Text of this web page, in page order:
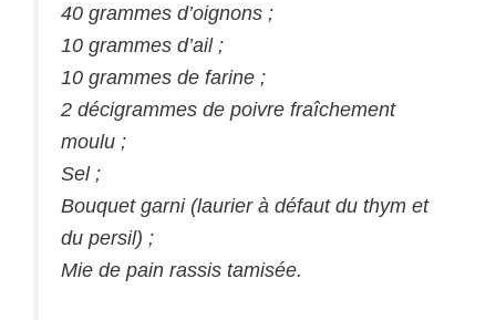
40 grammes d’oignons ;
10 grammes d’ail ;
10 grammes de farine ;
2 décigrammes de poivre fraîchement
moulu ;
Sel ;
Bouquet garni (laurier à défaut du thym et
du persil) ;
Mie de pain rassis tamisée.